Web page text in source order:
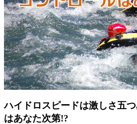
ハイドロスピードは激しさ五
はあなた次第!?